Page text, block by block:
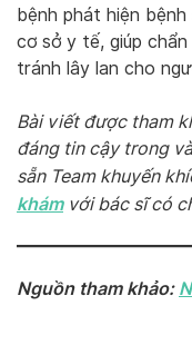
bệnh phát hiện
cơ sở y tế, giúp
tránh lây lan cho
Bài viết được tham
đáng tin cậy trong
sẵn Team khuyến
khámvới bác sĩ có
Nguồn tham khảo: